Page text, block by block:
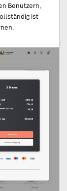
Benutzern,
ist